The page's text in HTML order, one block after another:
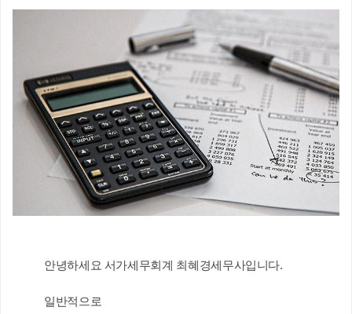
안녕하세요 서가세무회계 최혜경세무사입니다.
일반적으로